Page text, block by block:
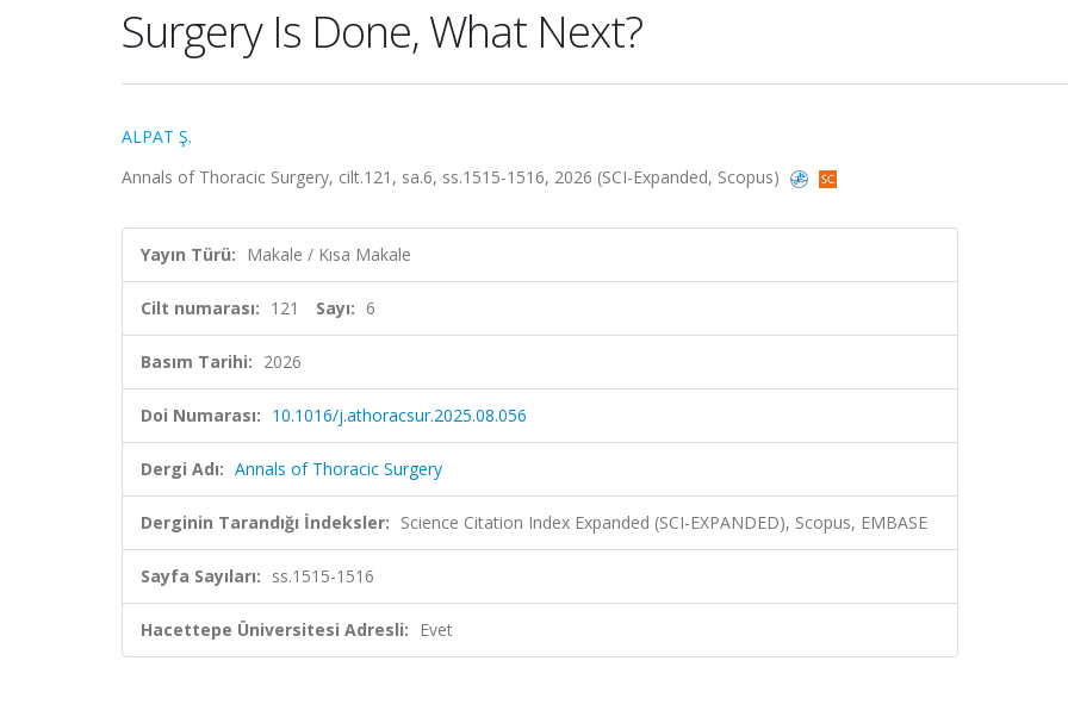
Surgery Is Done, What Next?
ALPAT Ş.
Annals of Thoracic Surgery, cilt.121, sa.6, ss.1515-1516, 2026 (SCI-Expanded, Scopus)
Yayın Türü: Makale / Kısa Makale
Cilt numarası: 121 Sayı: 6
Basım Tarihi: 2026
Doi Numarası: 10.1016/j.athoracsur.2025.08.056
Dergi Adı: Annals of Thoracic Surgery
Derginin Tarandığı İndeksler: Science Citation Index Expanded (SCI-EXPANDED), Scopus, EMBASE
Sayfa Sayıları: ss.1515-1516
Hacettepe Üniversitesi Adresli: Evet